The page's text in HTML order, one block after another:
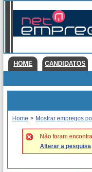
HOME CANDIDATOS
Home > Mostrar empregos
Não foram
Alterar a pesquisa.